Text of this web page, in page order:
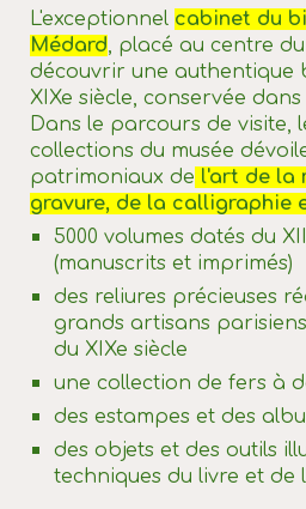
L'exceptionnel cabinet du
Médard, placé au centre
découvrir une authentique
XIXe siècle, conservée
Dans le parcours de visite,
collections du musée
patrimoniaux de l'art de la
gravure, de la calligraphie
5000 volumes datés du
(manuscrits et imprimés)
des reliures précieuses
grands artisans
du XIXe siècle
une collection de fers à
des estampes et des
des objets et des outils
techniques du livre et de